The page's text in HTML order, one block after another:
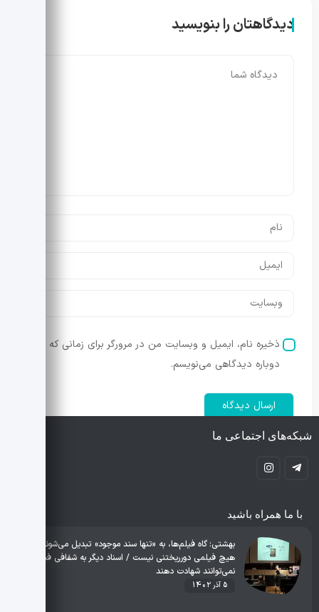
دیدگاهتان را بنویسید
ذخیره نام، ایمیل و وبسایت من در مرورگر برای زمانی که
دوباره دیدگاهی می‌نویسم.
شبکه‌های اجتماعی ما
با ما همراه باشید
بهشتی: گاه فیلم‌ها، به «تنها سند موجود» تبدیل می‌شوند /
هیچ فیلمی دورریختنی نیست / اسناد دیگر به شفافی فیلم
نمی‌توانند شهادت دهند
5 آذر 1402